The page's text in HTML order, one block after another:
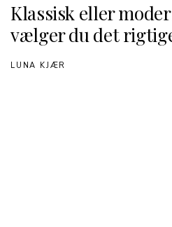
Klassisk eller
vælger du det
LUNA KJÆR